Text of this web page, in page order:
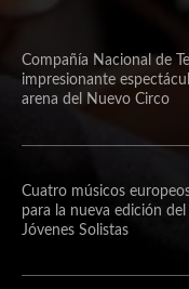
Compañía Nacional de
impresionante
arena del Nuevo Circo
Cuatro músicos
para la nueva edición
Jóvenes Solistas